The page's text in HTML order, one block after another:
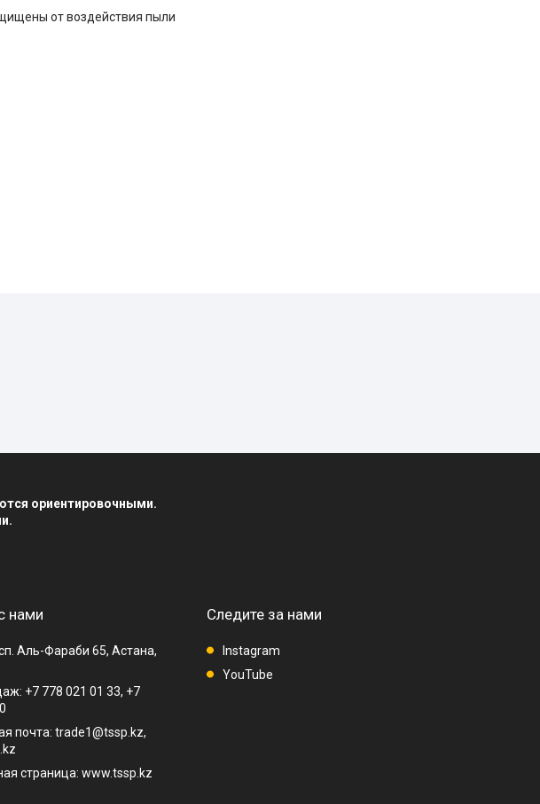
от воздействия пыли
ориентировочными.
нами
Аль-Фараби 65, Астана,
+7 778 021 01 33, +7
почта: trade1@tssp.kz,
страница: www.tssp.kz
Следите за нами
Instagram
YouTube